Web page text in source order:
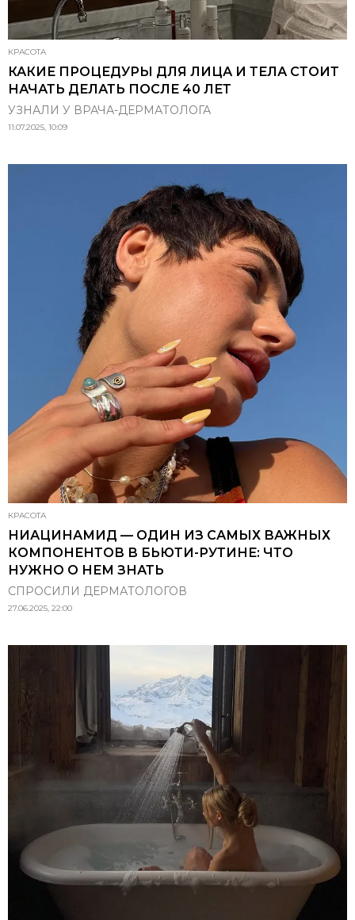
КРАСОТА
КАКИЕ ПРОЦЕДУРЫ ДЛЯ ЛИЦА И ТЕЛА СТОИТ
НАЧАТЬ ДЕЛАТЬ ПОСЛЕ 40 ЛЕТ
УЗНАЛИ У ВРАЧА-ДЕРМАТОЛОГА
11.07.2025, 10:09
КРАСОТА
НИАЦИНАМИД — ОДИН ИЗ САМЫХ ВАЖНЫХ
КОМПОНЕНТОВ В БЬЮТИ-РУТИНЕ: ЧТО
НУЖНО О НЕМ ЗНАТЬ
СПРОСИЛИ ДЕРМАТОЛОГОВ
27.06.2025, 22:00